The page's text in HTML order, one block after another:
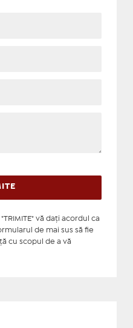
vă daţi acordul ca
de mai sus să fie
cu scopul de a vă